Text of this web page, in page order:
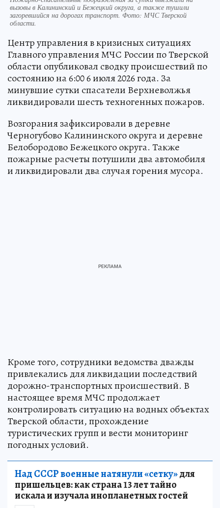
вызовы в Калининский и Бежецкий округа, а также тушили
загоревшийся на дорогах транспорт. Фото: МЧС Тверской
области.
Центр управления в кризисных ситуациях
Главного управления МЧС России по Тверской
области опубликовал сводку происшествий по
состоянию на 6:00 6 июля 2026 года. За
минувшие сутки спасатели Верхневолжья
ликвидировали шесть техногенных пожаров.
Возгорания зафиксировали в деревне
Черногубово Калининского округа и деревне
Белобородово Бежецкого округа. Также
пожарные расчеты потушили два автомобиля
и ликвидировали два случая горения мусора.
Кроме того, сотрудники ведомства дважды
привлекались для ликвидации последствий
дорожно-транспортных происшествий. В
настоящее время МЧС продолжает
контролировать ситуацию на водных объектах
Тверской области, прохождение
туристических групп и вести мониторинг
погодных условий.
Над СССР военные натянули «сетку»для
пришельцев: как страна 13 лет тайно
искала и изучала инопланетных гостей